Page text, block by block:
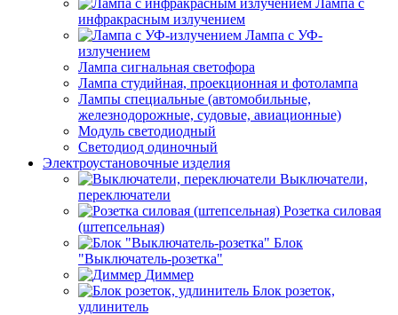
Лампа с
инфракрасным излучением
Лампа с УФ-
излучением
Лампа сигнальная светофора
Лампа студийная, проекционная и фотолампа
Лампы специальные (автомобильные,
железнодорожные, судовые, авиационные)
Модуль светодиодный
Светодиод одиночный
Электроустановочные изделия
Выключатели,
переключатели
Розетка силовая
(штепсельная)
Блок
"Выключатель-розетка"
Диммер
Блок розеток,
удлинитель